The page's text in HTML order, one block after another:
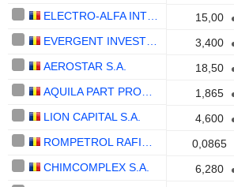
15,00
3,400
AEROSTAR S.A.
18,50
1,865
LION CAPITAL S.A.
4,600
0,0865
CHIMCOMPLEX S.A.
6,280